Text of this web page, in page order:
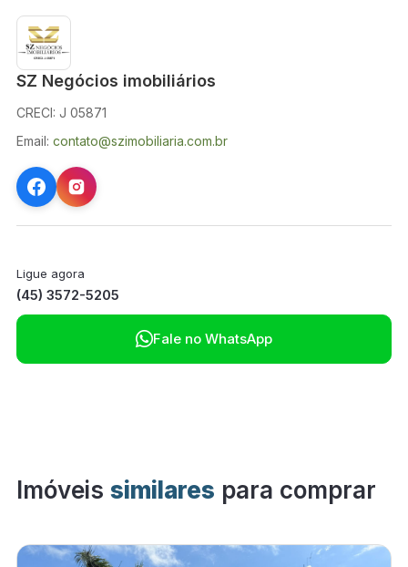
SZ Negócios imobiliários
CRECI: J 05871
Email: contato@szimobiliaria.com.br
Ligue agora
(45) 3572-5205
Fale no WhatsApp
Imóveis similares para comprar